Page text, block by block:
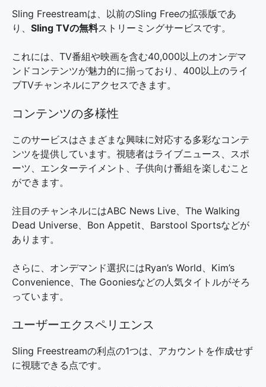
Sling Freestreamは、以前のSling Freeの拡張版であ
り、 Sling TVの無料ストリーミングサービスです。
これには、TV番組や映画を含む40,000以上のオンデマ
ンドコンテンツが魅力的に揃っており、400以上のライ
ブTVチャンネルにアクセスできます。
コンテンツの多様性
このサービスはさまざまな興味に対応する多彩なコンテ
ンツを提供しています。視聴者はライブニュース、スポ
ーツ、エンターテイメント、子供向け番組を楽しむこと
ができます。
注目のチャンネルにはABC News Live、The Walking
Dead Universe、Bon Appetit、Barstool Sportsなどが
あります。
さらに、オンデマンド選択にはRyan’s World、Kim’s
Convenience、The Gooniesなどの人気タイトルがそろ
っています。
ユーザーエクスペリエンス
Sling Freestreamの利点の1つは、アカウントを作成せず
に視聴できる点です。